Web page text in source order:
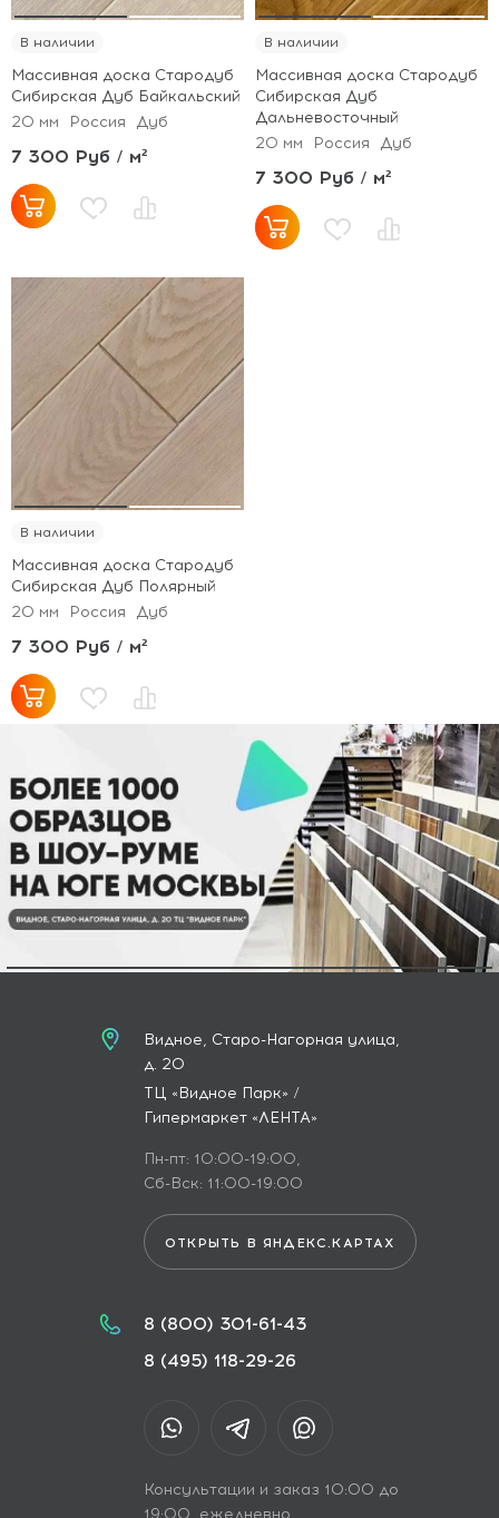
В наличии
Массивная доска Стародуб
Сибирская Дуб Байкальский
20 мм
Россия Дуб
7 300 Руб / м²
В наличии
Массивная доска Стародуб
Сибирская Дуб
Дальневосточный
20 мм
Россия Дуб
7 300 Руб / м²
В наличии
Массивная доска Стародуб
Сибирская Дуб Полярный
20 мм
Россия Дуб
7 300 Руб / м²
Видное, Старо-Нагорная улица,
д. 20
ТЦ «Видное Парк» /
Гипермаркет «ЛЕНТА»
Пн-пт: 10:00-19:00,
Сб-Вск: 11:00-19:00
ОТКРЫТЬ В ЯНДЕКС.КАРТАХ
8 (800) 301-61-43
8 (495) 118-29-26
Консультации и заказ 10:00 до